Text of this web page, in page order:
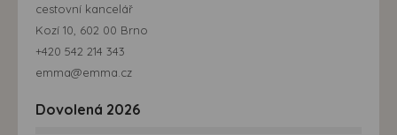
cestovní kancelář
Kozí 10, 602 00 Brno
+420 542 214 343
emma@emma.cz
Dovolená 2026